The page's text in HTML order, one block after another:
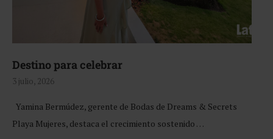
Destino para celebrar
3 julio, 2026
Yamina Bermúdez, gerente de Bodas de Dreams & Secrets
Playa Mujeres, destaca el crecimiento sostenido …